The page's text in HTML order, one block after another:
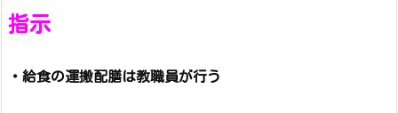
指示
・給食の運搬配膳は教職員が行う